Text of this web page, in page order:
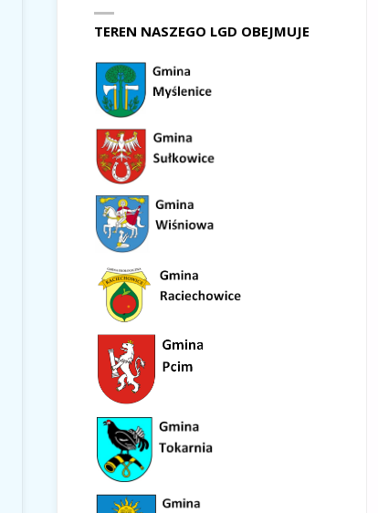
TEREN NASZEGO LGD OBEJMUJE